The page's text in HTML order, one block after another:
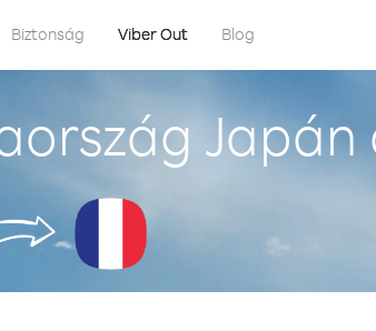
Biztonság Viber Out Blog
Japán